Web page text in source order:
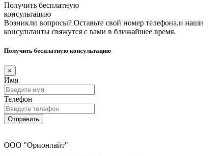
Получить бесплатную
консультацию
Возникли вопросы? Оставьте свой номер телефона,и наши
консультанты свяжутся с вами в ближайшее время.
Получить бесплатную консультацию
×
Имя
Телефон
Отправить
ООО "Орионлайт"